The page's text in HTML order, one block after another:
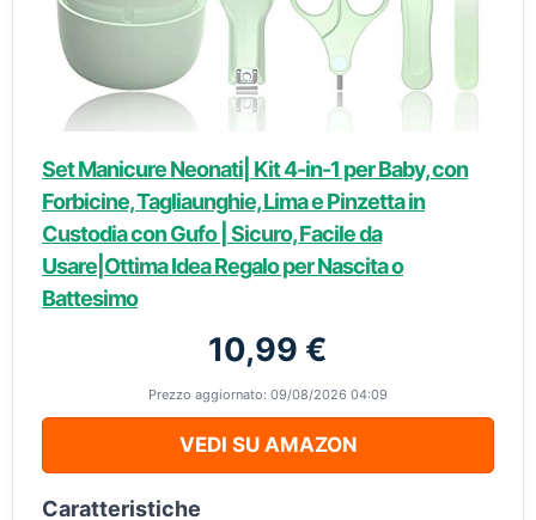
Set Manicure Neonati| Kit 4-in-1 per Baby, con
Forbicine, Tagliaunghie, Lima e Pinzetta in
Custodia con Gufo | Sicuro, Facile da
Usare|Ottima Idea Regalo per Nascita o
Battesimo
10,99 €
Prezzo aggiornato: 09/08/2026 04:09
VEDI SU AMAZON
Caratteristiche